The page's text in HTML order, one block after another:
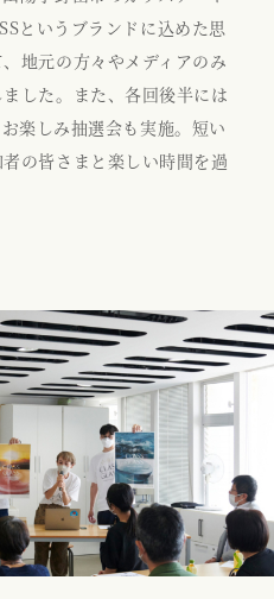
というブランドに込めた思
地元の方々やメディアのみ
した。また、各回後半には
楽しみ抽選会も実施。短い
の皆さまと楽しい時間を過